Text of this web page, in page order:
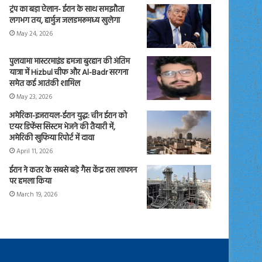
ट्रंप का बड़ा ऐलान- ईरान के साथ समझौता
लगभग तय, हार्मुज जलडमरूमध्य खुलेगा
May 24, 2026
पुलवामा मास्टरमाइंड हमजा बुरहान की अंतिम
यात्रा में Hizbul चीफ और Al-Badr सरगना
समेत कई आतंकी शामिल
May 23, 2026
अमेरिका-इजरायल-ईरान युद्ध: चीन ईरान को
एयर डिफेंस सिस्टम भेजने की तैयारी में,
अमेरिकी खुफिया रिपोर्ट में दावा
April 11, 2026
ईरान ने कतर के सबसे बड़े गैस केंद्र रास लाफान
पर हमला किया
March 19, 2026